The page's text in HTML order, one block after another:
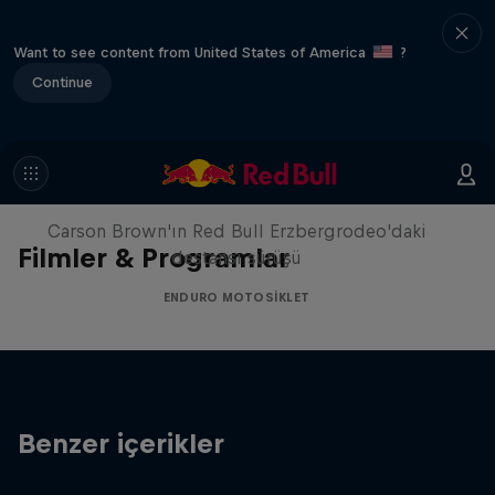
Want to see content from United States of America
?
Continue
Filmler & Programlar
Moto rider enduro parkurunda
Carson Brown'ın Red Bull Erzbergrodeo'daki
destansı sürüşü
ENDURO MOTOSIKLET
Benzer içerikler